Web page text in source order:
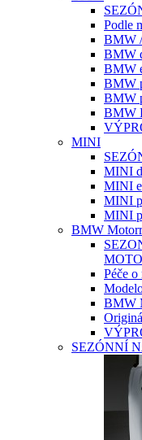
Podle
BMW
BMW
BMW
BMW
BMW
BMW
MINI
MINI
MINI
MINI
MINI
BMW
Péče
BMW
SEZÓNNÍ